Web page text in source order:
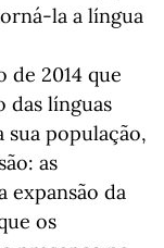
la a língua
de 2014 que
das línguas
população,
as
expansão da
os